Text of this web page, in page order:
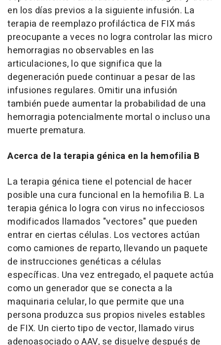
en los días previos a la siguiente infusión. La
terapia de reemplazo profiláctica de FIX más
preocupante a veces no logra controlar las micro
hemorragias no observables en las
articulaciones, lo que significa que la
degeneración puede continuar a pesar de las
infusiones regulares. Omitir una infusión
también puede aumentar la probabilidad de una
hemorragia potencialmente mortal o incluso una
muerte prematura.
Acerca de la terapia génica en la hemofilia B
La terapia génica tiene el potencial de hacer
posible una cura funcional en la hemofilia B. La
terapia génica lo logra con virus no infecciosos
modificados llamados "vectores" que pueden
entrar en ciertas células. Los vectores actúan
como camiones de reparto, llevando un paquete
de instrucciones genéticas a células
específicas. Una vez entregado, el paquete actúa
como un generador que se conecta a la
maquinaria celular, lo que permite que una
persona produzca sus propios niveles estables
de FIX. Un cierto tipo de vector, llamado virus
adenoasociado o AAV, se disuelve después de